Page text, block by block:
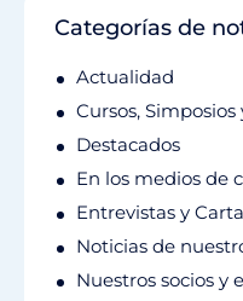
Categorías de
Actualidad
Cursos, Simposios
Destacados
En los medios de
Entrevistas y
Noticias de
Nuestros socios y